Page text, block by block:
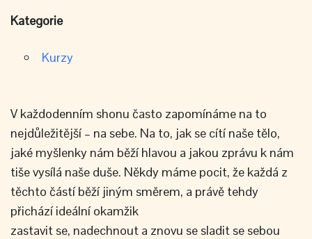
Kategorie
Kurzy
V každodenním shonu často zapomínáme na to
nejdůležitější – na sebe. Na to, jak se cítí naše tělo,
jaké myšlenky nám běží hlavou a jakou zprávu k nám
tiše vysílá naše duše. Někdy máme pocit, že každá z
těchto částí běží jiným směrem, a právě tehdy
přichází ideální okamžik
zastavit se, nadechnout a znovu se sladit se sebou